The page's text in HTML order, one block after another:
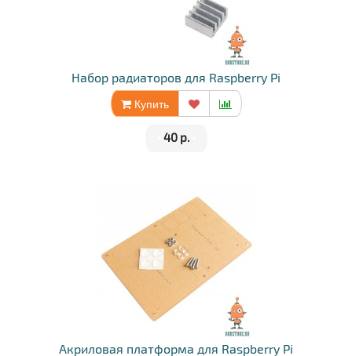
Набор радиаторов для Raspberry Pi
Купить
40 р.
Акриловая платформа для Raspberry Pi